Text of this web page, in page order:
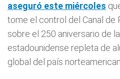
aseguró este miércoles
tome el control del Canal de
sobre el 250 aniversario de
estadounidense repleta de
global del país